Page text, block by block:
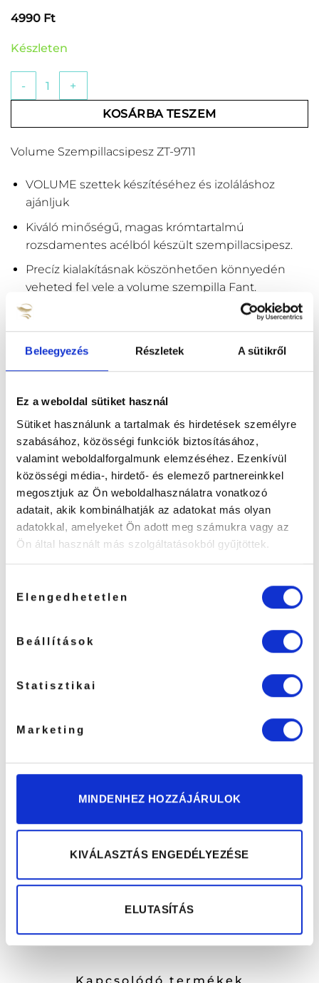
Beleegyezés Részletek A sütikről
Ez a weboldal sütiket használ
Sütiket használunk a tartalmak és hirdetések személyre
szabásához, közösségi funkciók biztosításához,
valamint weboldalforgalmunk elemzéséhez. Ezenkívül
közösségi média-, hirdető- és elemező partnereinkkel
megosztjuk az Ön weboldalhasználatra vonatkozó
adatait, akik kombinálhatják az adatokat más olyan
adatokkal, amelyeket Ön adott meg számukra vagy az
Ön által használt más szolgáltatásokból gyűjtöttek.
kiválasztása
Elengedhetetlen
Beállítások
Statisztikai
Marketing
MINDENHEZ HOZZÁJÁRULOK
KIVÁLASZTÁS ENGEDÉLYEZÉSE
ELUTASÍTÁS
4990 Ft
Készleten
Volume Szempillacsipesz ZT-9711 mennyiség
KOSÁRBA TESZEM
Volume Szempillacsipesz ZT-9711
VOLUME szettek készítéséhez és izoláláshoz
ajánljuk
Kiváló minőségű, magas krómtartalmú
rozsdamentes acélból készült szempillacsipesz.
Precíz kialakításnak köszönhetően könnyedén
veheted fel vele a volume szempilla Fant.
12cm hosszú
LEÍRÁS
TOVÁBBI INFORMÁCIÓK
VOLUME szettek készítéséhez és izoláláshoz
ajánljuk
Kiváló minőségű, magas krómtartalmú
rozsdamentes acélból készült szempillacsipesz.
Precíz kialakításnak köszönhetően könnyedén
veheted fel vele a volume szempilla Fant.
12cm hosszú
Értékelések
Vélemény írásához
ÉRÉTKELÉSE UTÁN EGY
KEDVEZMÉNY KUPONT
Kapcsolódó termékek